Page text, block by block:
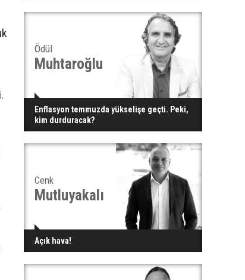
Ödül
Muhtaroğlu
Enflasyon temmuzda yükselişe geçti. Peki,
kim durduracak?
Cenk
Mutluyakalı
Açık hava!